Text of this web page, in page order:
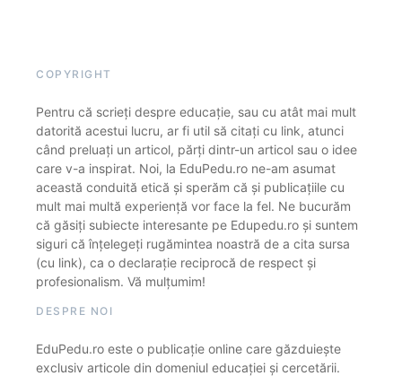
COPYRIGHT
Pentru că scrieți despre educație, sau cu atât mai mult
datorită acestui lucru, ar fi util să citați cu link, atunci
când preluați un articol, părți dintr-un articol sau o idee
care v-a inspirat. Noi, la EduPedu.ro ne-am asumat
această conduită etică și sperăm că și publicațiile cu
mult mai multă experiență vor face la fel. Ne bucurăm
că găsiți subiecte interesante pe Edupedu.ro și suntem
siguri că înțelegeți rugămintea noastră de a cita sursa
(cu link), ca o declarație reciprocă de respect și
profesionalism. Vă mulțumim!
DESPRE NOI
EduPedu.ro este o publicație online care găzduiește
exclusiv articole din domeniul educației și cercetării.